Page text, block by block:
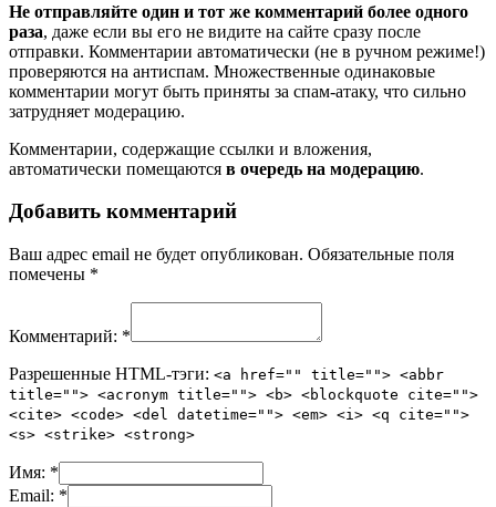
Не отправляйте один и тот же комментарий более одного
раза, даже если вы его не видите на сайте сразу после
отправки. Комментарии автоматически (не в ручном режиме!)
проверяются на антиспам. Множественные одинаковые
комментарии могут быть приняты за спам-атаку, что сильно
затрудняет модерацию.
Комментарии, содержащие ссылки и вложения,
автоматически помещаются в очередь на модерацию.
Добавить комментарий
Ваш адрес email не будет опубликован. Обязательные поля
помечены *
Комментарий: *
Разрешенные HTML-тэги: <a href="" title=""> <abbr
title=""> <acronym title=""> <b> <blockquote cite="">
<cite> <code> <del datetime=""> <em> <i> <q cite="">
<s> <strike> <strong>
Имя: *
Email: *